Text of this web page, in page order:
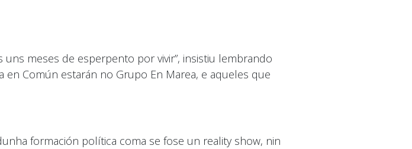
meses de esperpento por vivir”, insistiu lembrando
Común estarán no Grupo En Marea, e aqueles que
formación política coma se fose un reality show, nin